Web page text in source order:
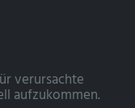
verursachte
aufzukommen.